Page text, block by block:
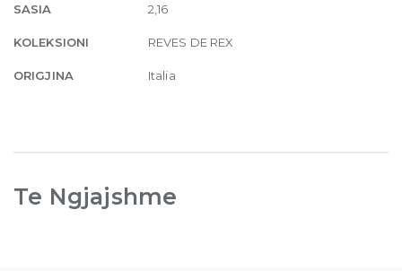
SASIA 2,16
KOLEKSIONI REVES DE REX
ORIGJINA Italia
Te Ngjajshme